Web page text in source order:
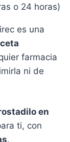
o 24 horas)
es una
farmacia
ni de
en
ti, con
.